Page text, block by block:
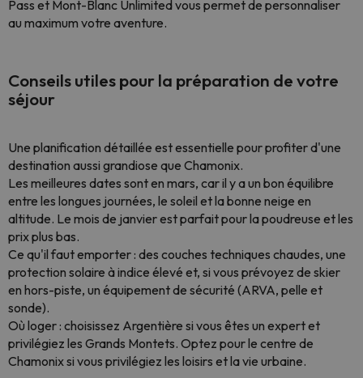
Pass et Mont-Blanc Unlimited vous permet de personnaliser
au maximum votre aventure.
Conseils utiles pour la préparation de votre
séjour
Une planification détaillée est essentielle pour profiter d'une
destination aussi grandiose que Chamonix.
Les meilleures dates sont en mars, car il y a un bon équilibre
entre les longues journées, le soleil et la bonne neige en
altitude. Le mois de janvier est parfait pour la poudreuse et les
prix plus bas.
Ce qu'il faut emporter : des couches techniques chaudes, une
protection solaire à indice élevé et, si vous prévoyez de skier
en hors-piste, un équipement de sécurité (ARVA, pelle et
sonde).
Où loger : choisissez Argentière si vous êtes un expert et
privilégiez les Grands Montets. Optez pour le centre de
Chamonix si vous privilégiez les loisirs et la vie urbaine.